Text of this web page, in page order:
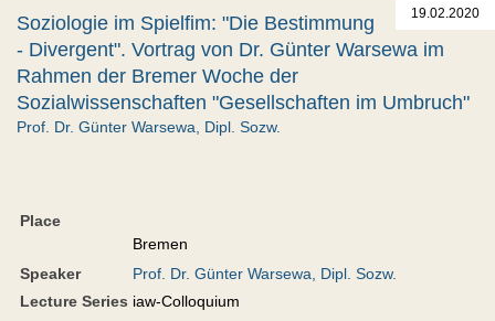
19.02.2020
Soziologie im Spielfim: "Die Bestimmung
- Divergent". Vortrag von Dr. Günter Warsewa im
Rahmen der Bremer Woche der
Sozialwissenschaften "Gesellschaften im Umbruch"
Prof. Dr. Günter Warsewa, Dipl. Sozw.
Place
Bremen
Speaker
Prof. Dr. Günter Warsewa, Dipl. Sozw.
Lecture Series iaw-Colloquium